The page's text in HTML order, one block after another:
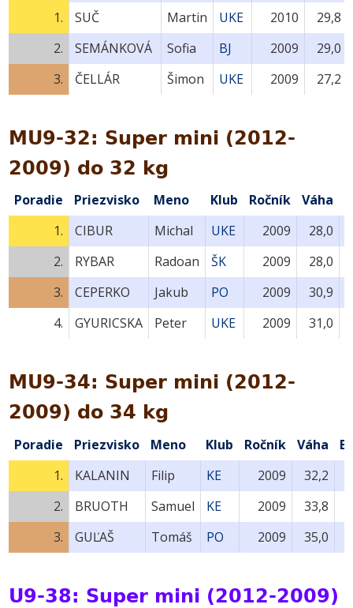
1. SUČ Martin UKE 2010
29,8
2.
SEMÁNKOVÁ Sofia BJ 2009
29,0
3.
ČELLÁR Šimon UKE 2009 27,2
MU9-32: Super mini (2012-
2009) do 32 kg
Poradie Priezvisko Meno Klub Ročník Váha
1.
CIBUR Michal UKE 2009
28,0
2.
RYBAR Radoan ŠK 2009
28,0
3.
CEPERKO Jakub PO 2009
30,9
4.
GYURICSKA Peter UKE 2009 31,0
MU9-34: Super mini (2012-
2009) do 34 kg
Poradie Priezvisko Meno Klub Ročník Váha
1.
KALANIN Filip KE 2009
32,2
2.
BRUOTH Samuel KE 2009
33,8
3.
GUĽAŠ Tomáš PO 2009 35,0
U9-38: Super mini (2012-2009)